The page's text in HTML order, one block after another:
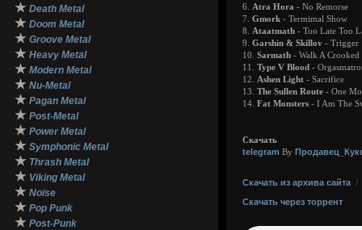
★ Death Metal
★ Doom Metal
★ Groove Metal
★ Heavy Metal
★ Modern Metal
★ Nu-Metal
★ Pagan Metal
★ Post-Metal
★ Power Metal
★ Symphonic Metal
★ Thrash Metal
★ Viking Metal
★ Noise
★ Pop Punk
★ Post-Punk
6. Atra Hora - No Remorse
7. Gmork - Termimal Show
8. Ataatmath - Too Late Too
9. Garshin & Skillov - Trigger
10. Sarmath - Walk A Crooked
11. Type V Blood -
12. Ashen Light - Sacrifice
13. The Sullen Route - One
14. Fat Monsters - I Am The
Скачать
telegram By
Скачать из архива сайта /
Скачать через торрент